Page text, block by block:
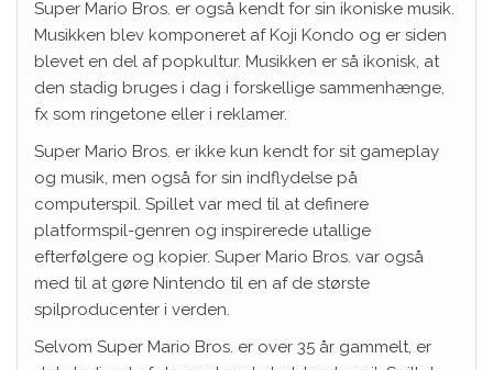
Super Mario Bros. er også kendt for sin ikoniske musik.
Musikken blev komponeret af Koji Kondo og er siden
blevet en del af popkultur. Musikken er så ikonisk, at
den stadig bruges i dag i forskellige sammenhænge,
fx som ringetone eller i reklamer.
Super Mario Bros. er ikke kun kendt for sit gameplay
og musik, men også for sin indflydelse på
computerspil. Spillet var med til at definere
platformspil-genren og inspirerede utallige
efterfølgere og kopier. Super Mario Bros. var også
med til at gøre Nintendo til en af de største
spilproducenter i verden.
Selvom Super Mario Bros. er over 35 år gammelt, er